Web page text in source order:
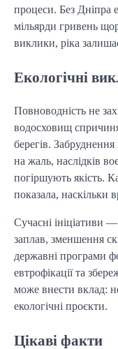
процеси. Без Дніпра
мільярди гривень
виклики, ріка
Екологічні
Повноводність не
водосховищ
берегів. Забруднення
на жаль, наслідків
погіршують якість.
показала, наскільки
Сучасні ініціативи
заплав, зменшення
державні програми
евтрофікації та
може внести вклад:
екологічні проєкти.
Цікаві факти